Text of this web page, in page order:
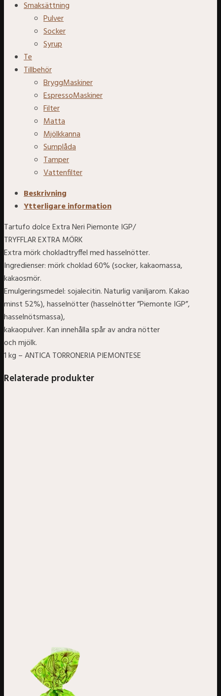
Smaksättning
Pulver
Socker
Syrup
Te
Tillbehör
BryggMaskiner
EspressoMaskiner
Filter
Matta
Mjölkkanna
Sumplåda
Tamper
Vattenfilter
Beskrivning
Ytterligare information
Tartufo dolce Extra Neri Piemonte IGP/
TRYFFLAR EXTRA MÖRK
Extra mörk chokladtryffel med hasselnötter.
Ingredienser: mörk choklad 60% (socker, kakaomassa,
kakaosmör.
Emulgeringsmedel: sojalecitin. Naturlig vaniljarom. Kakao
minst 52%), hasselnötter (hasselnötter ”Piemonte IGP”,
hasselnötsmassa),
kakaopulver. Kan innehålla spår av andra nötter
och mjölk.
1 kg – ANTICA TORRONERIA PIEMONTESE
Relaterade produkter